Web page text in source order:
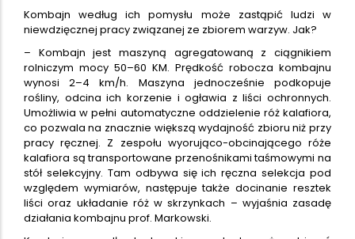
Kombajn według ich pomysłu może zastąpić ludzi w
niewdzięcznej pracy związanej ze zbiorem warzyw. Jak?
– Kombajn jest maszyną agregatowaną z ciągnikiem
rolniczym mocy 50–60 KM. Prędkość robocza kombajnu
wynosi 2–4 km/h. Maszyna jednocześnie podkopuje
rośliny, odcina ich korzenie i ogławia z liści ochronnych.
Umożliwia w pełni automatyczne oddzielenie róż kalafiora,
co pozwala na znacznie większą wydajność zbioru niż przy
pracy ręcznej. Z zespołu wyorująco-obcinającego róże
kalafiora są transportowane przenośnikami taśmowymi na
stół selekcyjny. Tam odbywa się ich ręczna selekcja pod
względem wymiarów, następuje także docinanie resztek
liści oraz układanie róż w skrzynkach – wyjaśnia zasadę
działania kombajnu prof. Markowski.